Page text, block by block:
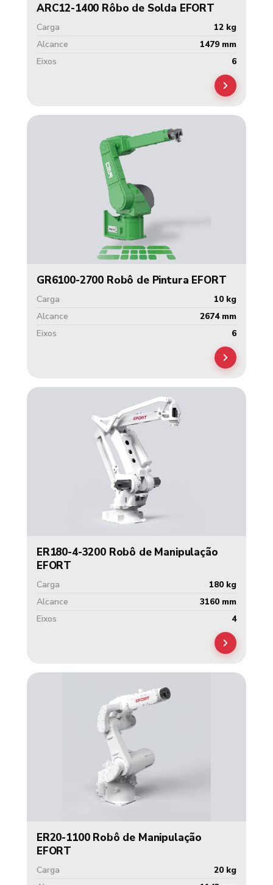
ARC12-1400 Rôbo de Solda EFORT
Carga
12 kg
Alcance
1479 mm
Eixos
6
GR6100-2700 Robô de Pintura EFORT
Carga
10 kg
Alcance
2674 mm
Eixos
6
ER180-4-3200 Robô de Manipulação
EFORT
Carga
180 kg
Alcance
3160 mm
Eixos
4
ER20-1100 Robô de Manipulação
EFORT
Carga
20 kg